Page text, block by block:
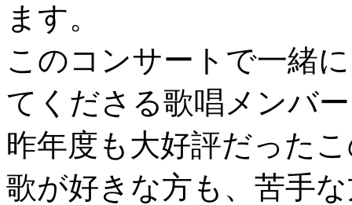
ます。
このコンサートで一緒
てくださる歌唱メンバ
昨年度も大好評だった
歌が好きな方も、苦手